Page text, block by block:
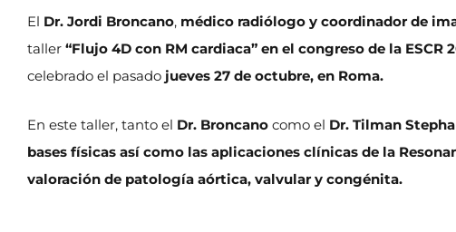
El Dr. Jordi Broncano, médico radiólogo y coordinador de
taller “Flujo 4D con RM cardiaca” en el congreso de la ESCR
celebrado el pasado jueves 27 de octubre, en Roma.​
En este taller, tanto el Dr. Broncano como el Dr. Tilman
bases físicas así como las aplicaciones clínicas de la
valoración de patología aórtica, valvular y congénita.